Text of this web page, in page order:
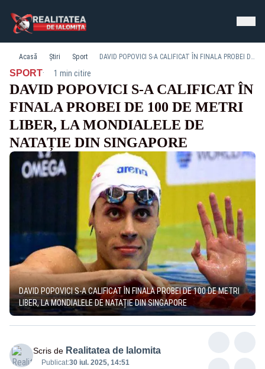
Acasă Știri Sport DAVID POPOVICI S-A CALIFICAT ÎN FINALA PROBEI DE 100 DE METRI LIBER, LA MONDIALELE DE NATAȚIE DIN SINGAPORE
SPORT· 1 min citire
DAVID POPOVICI S-A CALIFICAT ÎN
FINALA PROBEI DE 100 DE METRI
LIBER, LA MONDIALELE DE
NATAȚIE DIN SINGAPORE
DAVID POPOVICI S-A CALIFICAT ÎN FINALA PROBEI DE 100 DE METRI
LIBER, LA MONDIALELE DE NATAȚIE DIN SINGAPORE
Scris de Realitatea de Ialomita
Publicat:30 iul. 2025, 14:51